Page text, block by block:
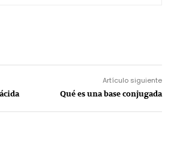
Artículo siguiente
Qué es una base conjugada